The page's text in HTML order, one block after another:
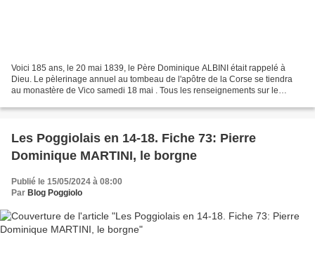
Voici 185 ans, le 20 mai 1839, le Père Dominique ALBINI était rappelé à
Dieu. Le pèlerinage annuel au tombeau de l'apôtre de la Corse se tiendra
au monastère de Vico samedi 18 mai . Tous les renseignements sur le
Les Poggiolais en 14-18. Fiche 73: Pierre
Dominique MARTINI, le borgne
Publié le 15/05/2024 à 08:00
Par Blog Poggiolo